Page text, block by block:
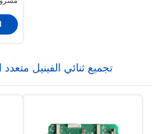
تجميع ثنائي الفينيل متعدد